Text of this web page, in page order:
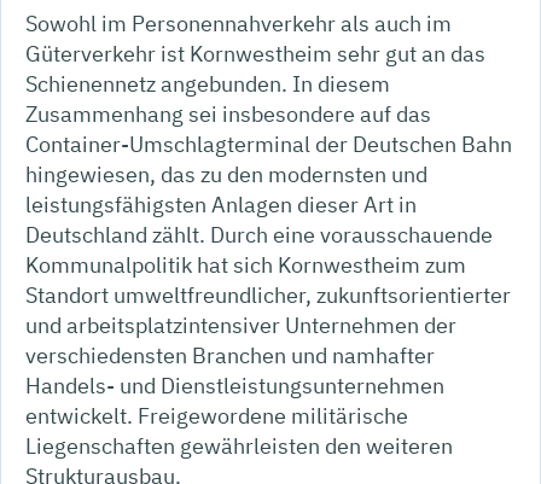
Sowohl im Personennahverkehr als auch im
Güterverkehr ist Kornwestheim sehr gut an das
Schienennetz angebunden. In diesem
Zusammenhang sei insbesondere auf das
Container-Umschlagterminal der Deutschen Bahn
hingewiesen, das zu den modernsten und
leistungsfähigsten Anlagen dieser Art in
Deutschland zählt. Durch eine vorausschauende
Kommunalpolitik hat sich Kornwestheim zum
Standort umweltfreundlicher, zukunftsorientierter
und arbeitsplatzintensiver Unternehmen der
verschiedensten Branchen und namhafter
Handels- und Dienstleistungsunternehmen
entwickelt. Freigewordene militärische
Liegenschaften gewährleisten den weiteren
Strukturausbau.